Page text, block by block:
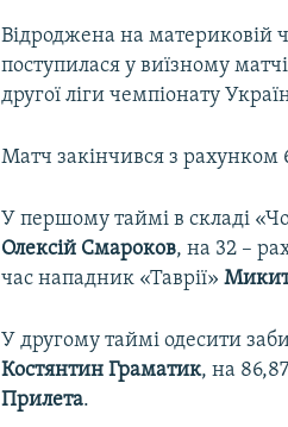
Відроджена на материковій
поступилася у виїзному
другої ліги чемпіонату
Матч закінчився з рахунком
У першому таймі в складі
Олексій Смароков, на 32 –
час нападник «Таврії»
У другому таймі одесити
Костянтин Граматик, на
Прилета.